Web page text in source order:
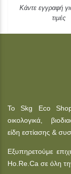
Κάντε εγγραφή
τιμές
Το Skg Eco Shop
οικολογικά,
είδη εστίασης &
Εξυπηρετούμε
Ho.Re.Ca σε όλη